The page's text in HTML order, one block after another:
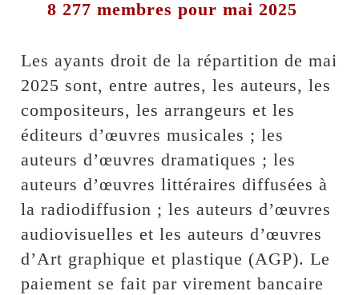
8 277 membres pour mai 2025
Les ayants droit de la répartition de mai
2025 sont, entre autres, les auteurs, les
compositeurs, les arrangeurs et les
éditeurs d’œuvres musicales ; les
auteurs d’œuvres dramatiques ; les
auteurs d’œuvres littéraires diffusées à
la radiodiffusion ; les auteurs d’œuvres
audiovisuelles et les auteurs d’œuvres
d’Art graphique et plastique (AGP). Le
paiement se fait par virement bancaire